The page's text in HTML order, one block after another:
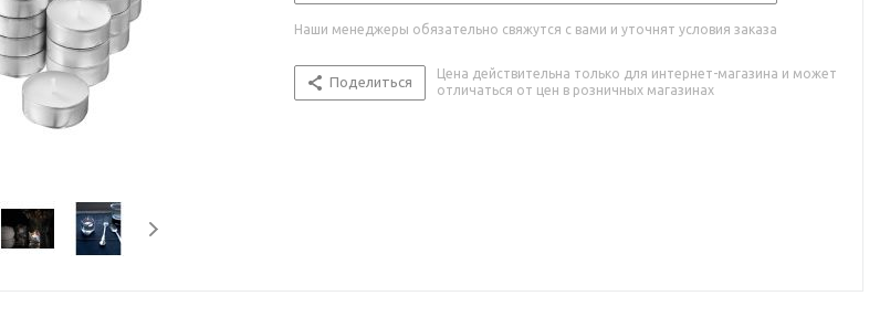
Наши менеджеры обязательно свяжутся с вами и уточнят условия заказа
Поделиться
Цена действительна только для интернет-магазина и может
отличаться от цен в розничных магазинах